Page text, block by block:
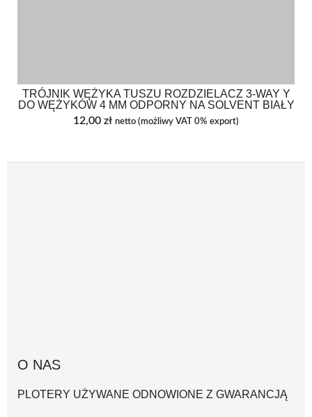
TRÓJNIK WĘŻYKA TUSZU ROZDZIELACZ 3-WAY Y
DO WĘŻYKÓW 4 MM ODPORNY NA SOLVENT BIAŁY
12,00 zł netto (możliwy VAT 0% export)
O NAS
PLOTERY UŻYWANE ODNOWIONE Z GWARANCJĄ